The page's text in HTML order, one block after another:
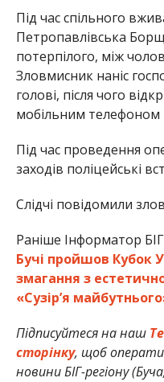
Під час спільного
Петропавлівська
потерпілого, між
Зловмисник наніс
голові, після чого
мобільним
Під час проведення
заходів поліцейські
Слідчі повідомили
Раніше Інформатор
Бучі пройшов Кубок
змагання з
«Сузірʼя
Підписуйтеся на наш
сторінку, щоб
новини БІГ-регіону